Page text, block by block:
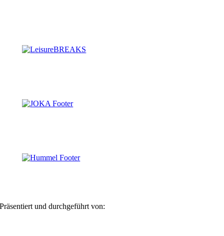
Präsentiert und durchgeführt von: